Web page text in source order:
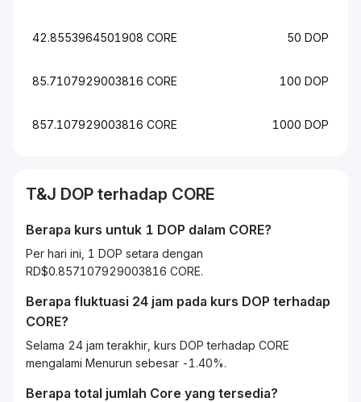
42.8553964501908 CORE 50 DOP
85.7107929003816 CORE 100 DOP
857.107929003816 CORE 1000 DOP
T&J DOP terhadap CORE
Berapa kurs untuk 1 DOP dalam CORE?
Per hari ini, 1 DOP setara dengan
RD$0.857107929003816 CORE.
Berapa fluktuasi 24 jam pada kurs DOP terhadap
CORE?
Selama 24 jam terakhir, kurs DOP terhadap CORE
mengalami Menurun sebesar -1.40%.
Berapa total jumlah Core yang tersedia?